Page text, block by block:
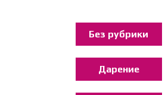
Без рубрики
Дарение